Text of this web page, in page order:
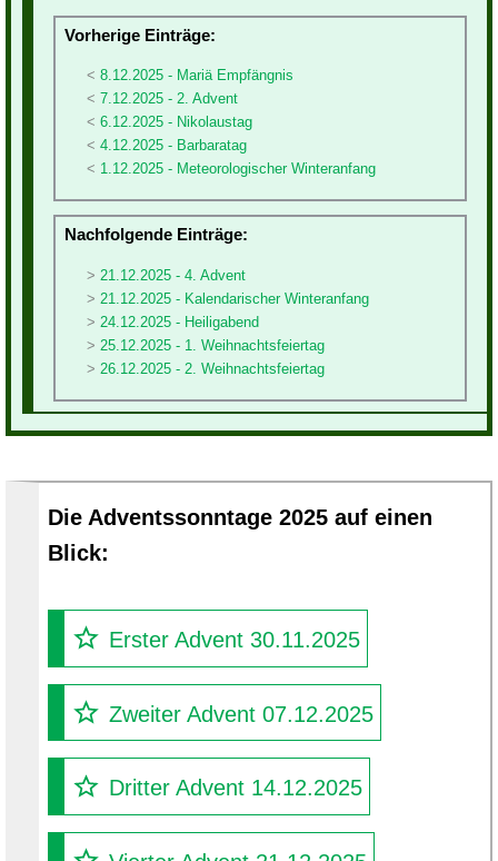
Vorherige Einträge:
8.12.2025 - Mariä Empfängnis
7.12.2025 - 2. Advent
6.12.2025 - Nikolaustag
4.12.2025 - Barbaratag
1.12.2025 - Meteorologischer Winteranfang
Nachfolgende Einträge:
21.12.2025 - 4. Advent
21.12.2025 - Kalendarischer Winteranfang
24.12.2025 - Heiligabend
25.12.2025 - 1. Weihnachtsfeiertag
26.12.2025 - 2. Weihnachtsfeiertag
Die Adventssonntage 2025 auf einen
Blick:
Erster Advent 30.11.2025
Zweiter Advent 07.12.2025
Dritter Advent 14.12.2025